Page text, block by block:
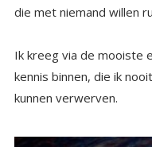
die met niemand willen
Ik kreeg via de mooiste
kennis binnen, die ik
kunnen verwerven.